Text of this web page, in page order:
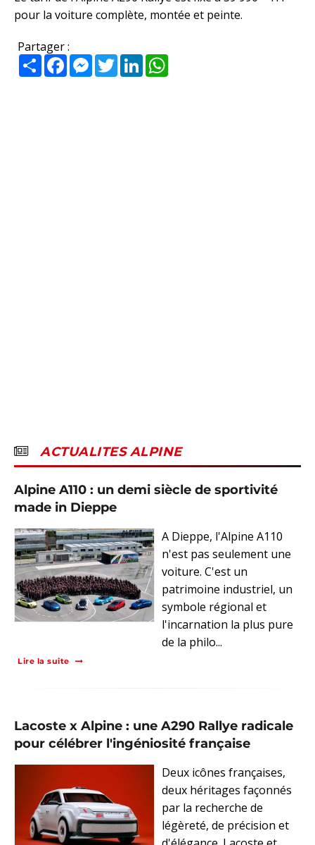
pour la voiture complète, montée et peinte.
Partager :
PartagerFacebookMessenger
TwitterLinkedIn
ACTUALITES ALPINE
Alpine A110 : un demi siècle de sportivité
made in Dieppe
A Dieppe, l'Alpine A110
n'est pas seulement une
voiture. C'est un
patrimoine industriel, un
symbole régional et
l'incarnation la plus pure
de la philo...
Lire la suite
Lacoste x Alpine : une A290 Rallye radicale
pour célébrer l'ingéniosité française
Deux icônes françaises,
deux héritages façonnés
par la recherche de
légèreté, de précision et